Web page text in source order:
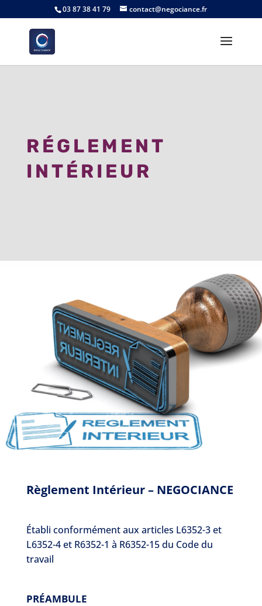
03 87 38 41 79 contact@negociance.fr
RÉGLEMENT
INTÉRIEUR
Règlement Intérieur – NEGOCIANCE
Établi conformément aux articles L6352-3 et
L6352-4 et R6352-1 à R6352-15 du Code du
travail
PRÉAMBULE